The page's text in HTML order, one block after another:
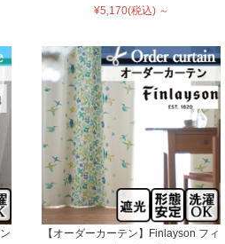
¥5,170(税込) ～
【オーダーカーテン】Finlayson フィ